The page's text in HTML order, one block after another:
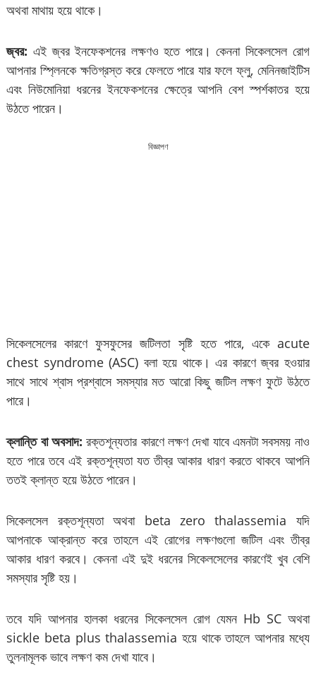
অথবা মাথায় হয়ে থাকে।
জ্বর: এই জ্বর ইনফেকশনের লক্ষণও হতে পারে। কেননা সিকেলসেল রোগ
আপনার স্প্লিনকে ক্ষতিগ্রস্ত করে ফেলতে পারে যার ফলে ফ্লু, মেনিনজাইটিস
এবং নিউমোনিয়া ধরনের ইনফেকশনের ক্ষেত্রে আপনি বেশ স্পর্শকাতর হয়ে
উঠতে পারেন।
বিজ্ঞাপণ
সিকেলসেলের কারণে ফুসফুসের জটিলতা সৃষ্টি হতে পারে, একে acute
chest syndrome (ASC) বলা হয়ে থাকে। এর কারণে জ্বর হওয়ার
সাথে সাথে শ্বাস প্রশ্বাসে সমস্যার মত আরো কিছু জটিল লক্ষণ ফুটে উঠতে
পারে।
ক্লান্তি বা অবসাদ:রক্তশূন্যতার কারণে লক্ষণ দেখা যাবে এমনটা সবসময় নাও
হতে পারে তবে এই রক্তশূন্যতা যত তীব্র আকার ধারণ করতে থাকবে আপনি
ততই ক্লান্ত হয়ে উঠতে পারেন।
সিকেলসেল রক্তশূন্যতা অথবা beta zero thalassemia যদি
আপনাকে আক্রান্ত করে তাহলে এই রোগের লক্ষণগুলো জটিল এবং তীব্র
আকার ধারণ করবে। কেননা এই দুই ধরনের সিকেলসেলের কারণেই খুব বেশি
সমস্যার সৃষ্টি হয়।
তবে যদি আপনার হালকা ধরনের সিকেলসেল রোগ যেমন Hb SC অথবা
sickle beta plus thalassemia হয়ে থাকে তাহলে আপনার মধ্যে
তুলনামূলক ভাবে লক্ষণ কম দেখা যাবে।